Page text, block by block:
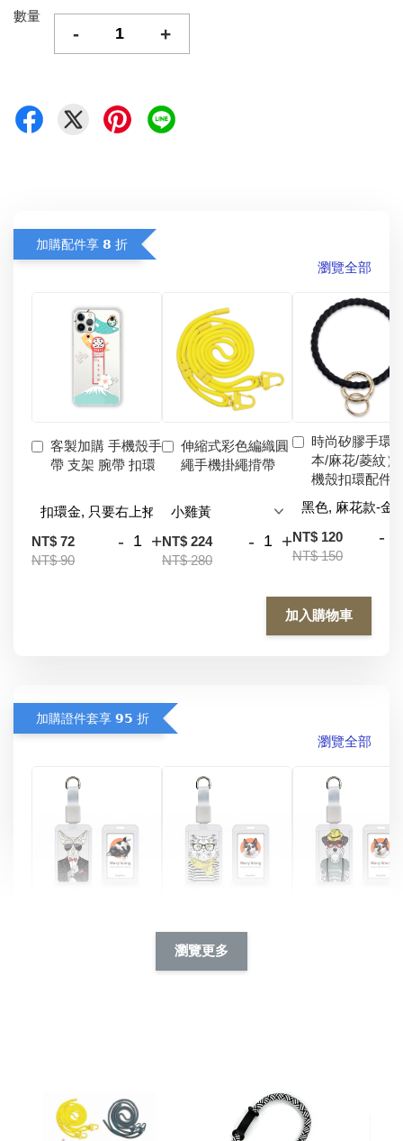
數量
- +
加購配件享 𝟴 折
瀏覽全部
客製加購 手機殼手
帶 支架 腕帶 扣環
NT$ 72
NT$ 90
- +
伸縮式彩色編織圓
繩手機掛繩揹帶
NT$ 224
NT$ 280
- +
時尚矽膠手環
本/麻花/菱紋）
機殼扣環配件
NT$ 120
NT$ 150
-
加入購物車
加購證件套享 𝟵𝟱 折
瀏覽全部
件套(附伸縮卡扣)
CSAA05
加入購物車
瀏覽更多